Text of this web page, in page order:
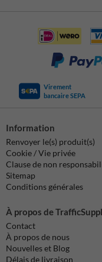
Virement
bancaire SEPA
Information
Renvoyer le(s) produit(s)
Cookie / Vie privée
Clause de non
Sitemap
Conditions générales
À propos de
Contact
À propos de nous
Nouvelles et Blog
Délais de livraison